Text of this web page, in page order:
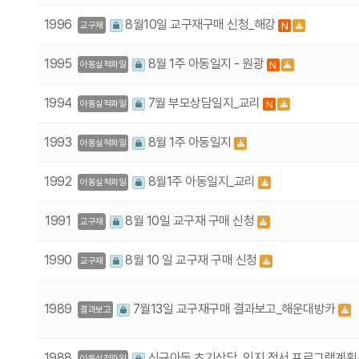
1996 교구재 8월10일 교구재구매 신청_해강 N
1995 아동실적파일 8월 1주 아동일지 - 원광 N
1994 아동실적파일 7월 부모상담일지_교리 N
1993 아동실적파일 8월 1주 아동일지
1992 아동실적파일 8월1주 아동일지_교리
1991 교구재 8월 10일 교구재 구매 신청
1990 교구재 8월 10 일 교구재 구매 신청
1989 결과보고 7월13일 교구재구매 결과보고_해운대방카